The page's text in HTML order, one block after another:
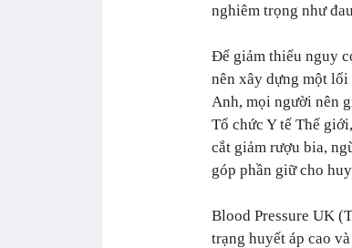
nghiêm trọng như
Để giảm thiểu nguy
nên xây dựng một lối
Anh, mọi người nên
Tổ chức Y tế Thế
cắt giảm rượu bia,
góp phần giữ cho
Blood Pressure UK
trạng huyết áp cao